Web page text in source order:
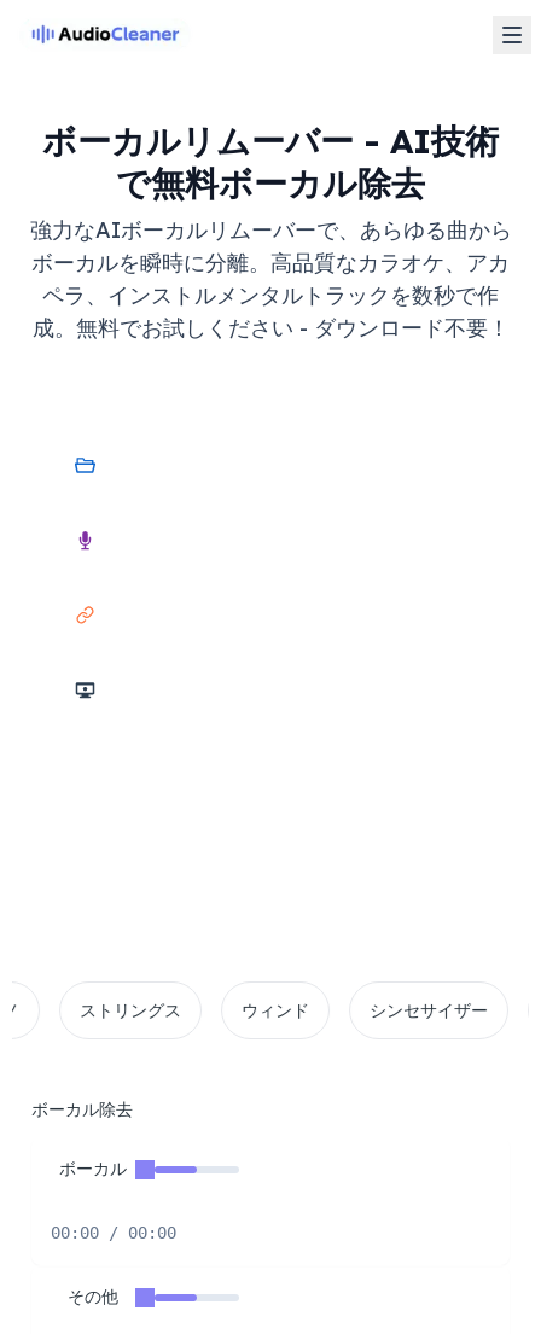
ボーカルリムーバー - AI技術
で無料ボーカル除去
強力なAIボーカルリムーバーで、あらゆる曲から
ボーカルを瞬時に分離。高品質なカラオケ、アカ
ペラ、インストルメンタルトラックを数秒で作
成。無料でお試しください - ダウンロード不要！
ストリングス ウィンド シンセサイザー ボーカ
ボーカル除去
ボーカル
00:00 / 00:00
その他